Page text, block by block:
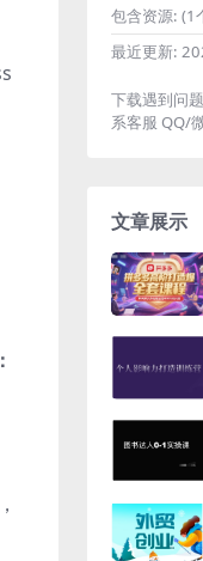
包含资源: (1
最近更新:
下载遇到问
系客服 QQ/
文章展示